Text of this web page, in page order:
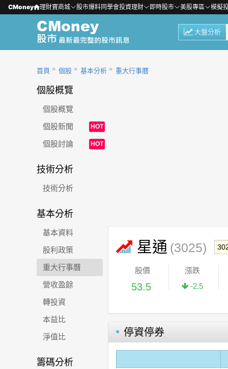
CMoney 理財寶商城 股市爆料同學會投資理財 即時股市 美股專區 模擬
大盤分析
首頁 個股 基本分析 重大行事曆
個股概覽
個股概覽
個股新聞
HOT
個股討論 HOT
技術分析
技術分析
基本分析
基本資料
股利政策
重大行事曆
營收盈餘
轉投資
本益比
淨值比
籌碼分析
星通 (3025)
股價
53.5
漲跌
-2.5
停資停券